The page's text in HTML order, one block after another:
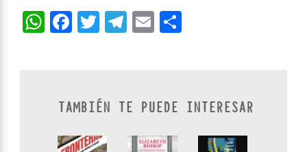
WhatsApp
Facebook
Twitter
Telegram
Email
TAMBIÉN TE PUEDE INTERESAR